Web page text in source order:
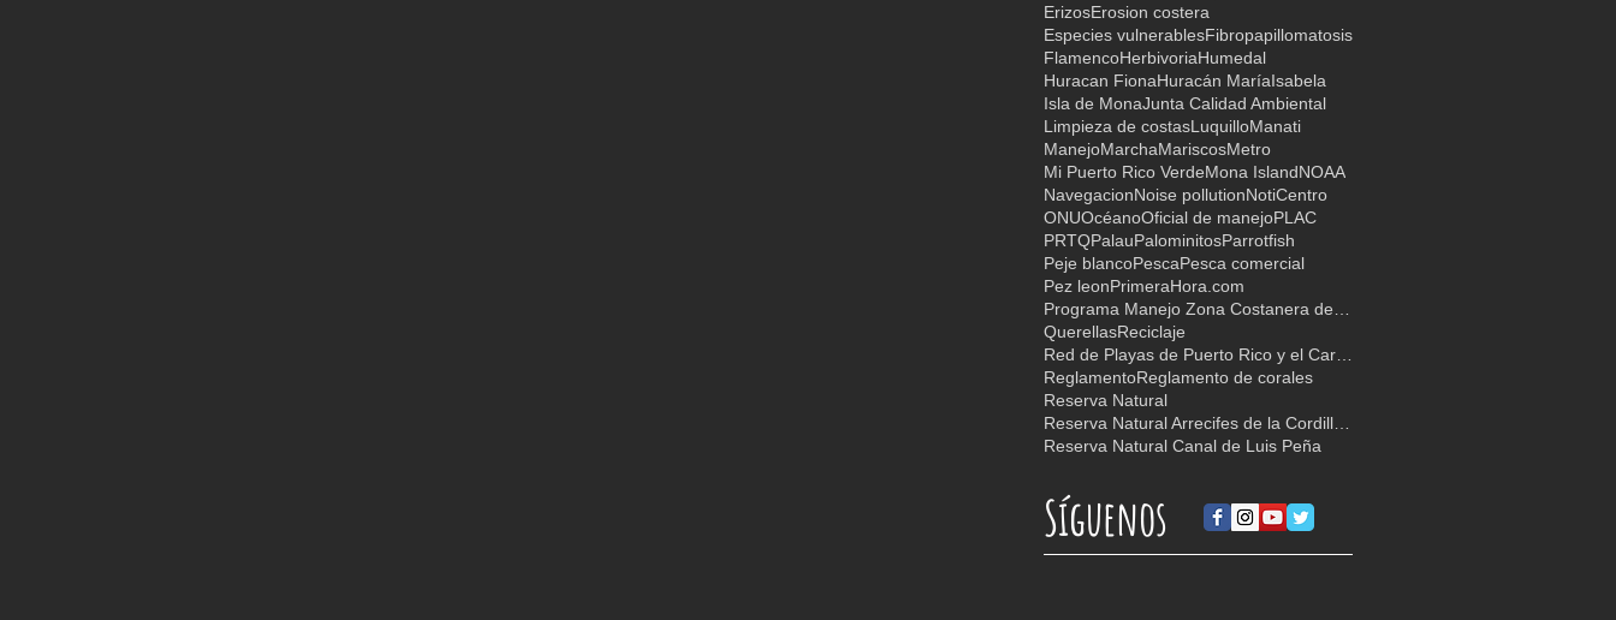
ErizosErosion costera
Especies vulnerablesFibropapillomatosis
FlamencoHerbivoriaHumedal
Huracan FionaHuracán MaríaIsabela
Isla de MonaJunta Calidad Ambiental
Limpieza de costasLuquilloManati
ManejoMarchaMariscosMetro
Mi Puerto Rico VerdeMona IslandNOAA
NavegacionNoise pollutionNotiCentro
ONUOcéanoOficial de manejoPLAC
PRTQPalauPalominitosParrotfish
Peje blancoPescaPesca comercial
Pez leonPrimeraHora.com
QuerellasReciclaje
ReglamentoReglamento de corales
Reserva Natural
Reserva Natural Canal de Luis Peña
Síguenos